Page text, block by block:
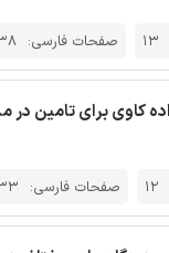
13 صفحات فارسی:
کاوی برای تامین
12 صفحات فارسی: